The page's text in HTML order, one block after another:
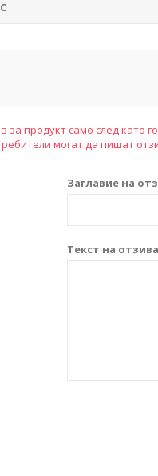
продукт само след като
могат да пишат
Заглавие на
Текст на